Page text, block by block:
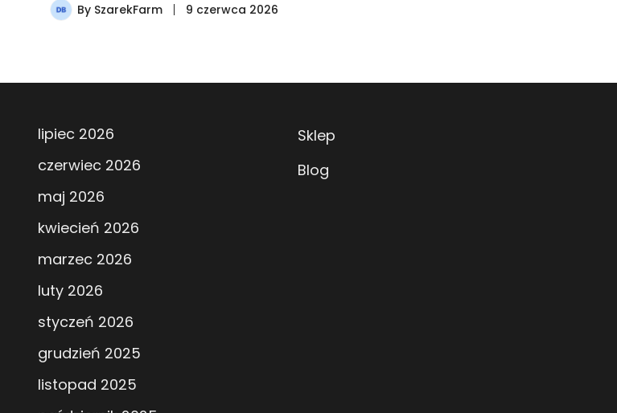
By SzarekFarm 9 czerwca 2026
lipiec 2026
czerwiec 2026
maj 2026
kwiecień 2026
marzec 2026
luty 2026
styczeń 2026
grudzień 2025
listopad 2025
Sklep
Blog